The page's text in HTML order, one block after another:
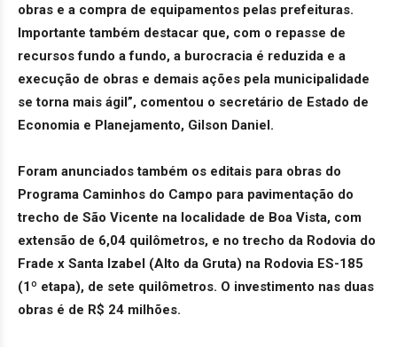
obras e a compra de equipamentos pelas prefeituras.
Importante também destacar que, com o repasse de
recursos fundo a fundo, a burocracia é reduzida e a
execução de obras e demais ações pela municipalidade
se torna mais ágil”, comentou o secretário de Estado de
Economia e Planejamento, Gilson Daniel.
Foram anunciados também os editais para obras do
Programa Caminhos do Campo para pavimentação do
trecho de São Vicente na localidade de Boa Vista, com
extensão de 6,04 quilômetros, e no trecho da Rodovia do
Frade x Santa Izabel (Alto da Gruta) na Rodovia ES-185
(1º etapa), de sete quilômetros. O investimento nas duas
obras é de R$ 24 milhões.